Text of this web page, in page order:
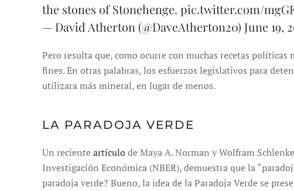
the stones of Stonehenge. pic.twitter.com/
— David Atherton (@DaveAtherton20) June 19,
Pero resulta que, como ocurre con muchas recetas políticas
fines. En otras palabras, los esfuerzos legislativos para
utilizara más mineral, en lugar de menos.
LA PARADOJA VERDE
Un recienteartículode Maya A. Norman y Wolfram
Investigación Económica (NBER), demuestra que la
paradoja verde? Bueno, la idea de la Paradoja Verde se